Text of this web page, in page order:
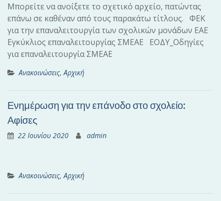
Μπορείτε να ανοίξετε το σχετικό αρχείο, πατώντας
επάνω σε καθέναν από τους παρακάτω τίτλους. ΦΕΚ
για την επαναλειτουργία των σχολικών μονάδων ΕΑΕ
Εγκύκλιος επαναλειτουργίας ΣΜΕΑΕ ΕΟΔΥ_Οδηγίες
για επαναλειτουργία ΣΜΕΑΕ
Ανακοινώσεις, Αρχική
Ενημέρωση για την επάνοδο στο σχολείο:
Αφίσες
22 Ιουνίου 2020 admin
Ανακοινώσεις, Αρχική